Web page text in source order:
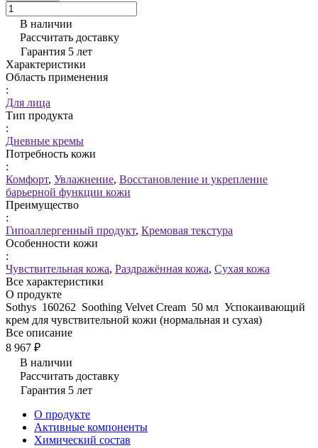
В наличии
Рассчитать доставку
Гарантия 5 лет
Характеристики
Область применения
:
Для лица
Тип продукта
:
Дневные кремы
Потребность кожи
:
Комфорт, Увлажнение, Восстановление и укрепление
барьерной функции кожи
Преимущество
:
Гипоаллергенный продукт, Кремовая текстура
Особенности кожи
:
Чувствительная кожа, Раздражённая кожа, Сухая кожа
Все характеристики
О продукте
Sothys 160262 Soothing Velvet Cream 50 мл Успокаивающий
крем для чувствительной кожи (нормальная и сухая)
Все описание
8 967 ₽
В наличии
Рассчитать доставку
Гарантия 5 лет
О продукте
Активные компоненты
Химический состав